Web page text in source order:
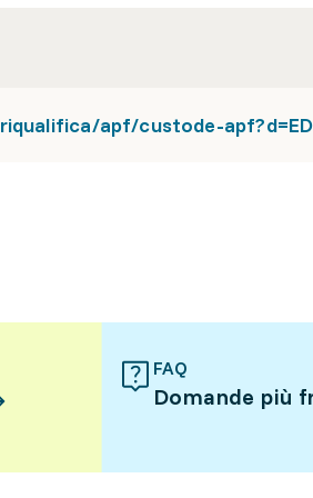
apf/custode-
FAQ
Domande più